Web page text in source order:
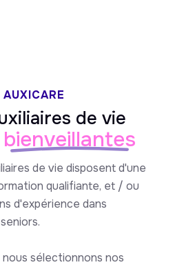
de vie
bienveillantes
de vie disposent d'une
qualifiante, et / ou
d'expérience dans
sélectionnons nos